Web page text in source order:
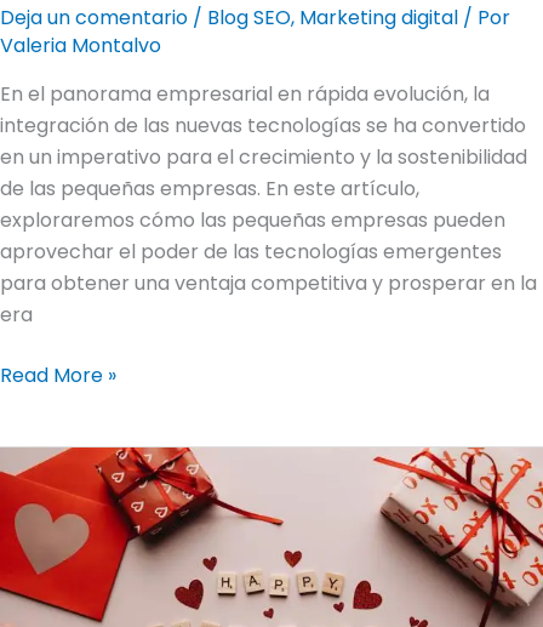
Deja un comentario / Blog SEO, Marketing digital / Por
Valeria Montalvo
En el panorama empresarial en rápida evolución, la
integración de las nuevas tecnologías se ha convertido
en un imperativo para el crecimiento y la sostenibilidad
de las pequeñas empresas. En este artículo,
exploraremos cómo las pequeñas empresas pueden
aprovechar el poder de las tecnologías emergentes
para obtener una ventaja competitiva y prosperar en la
era
Read More »
amor
en
empresa:
Desatando